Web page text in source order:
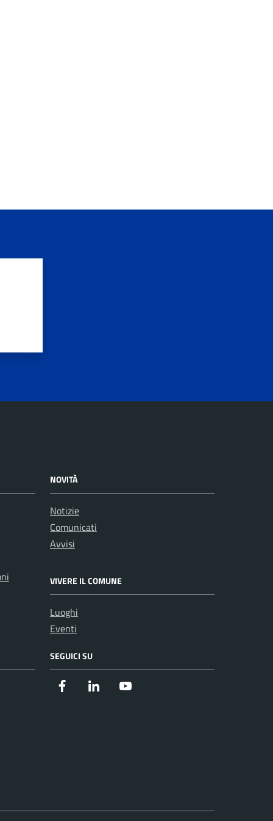
NOVITÀ
Notizie
Comunicati
Avvisi
VIVERE IL COMUNE
Luoghi
Eventi
SEGUICI SU
Facebook Instagram